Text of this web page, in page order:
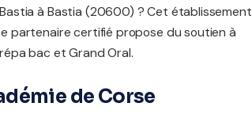
à Bastia (20600) ? Cet établissement
partenaire certifié propose du soutien à
bac et Grand Oral.
de Corse